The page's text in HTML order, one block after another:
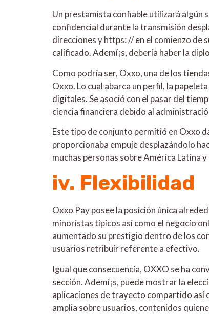
Un prestamista confiable utilizará
confidencial durante la transmisión
direcciones y https: // en el comienzo de
calificado. Ademí¡s, debería haber la
Como podrí­a ser, Oxxo, una de los
Oxxo. Lo cual abarca un perfil, la
digitales. Se asoció con el pasar del
ciencia financiera debido al
Este tipo de conjunto permitió en Oxxo
proporcionaba empuje desplazándolo
muchas personas sobre América Latina
iv. Flexibilidad
Oxxo Pay posee la posición única
minoristas tí­picos así­ como el negocio
aumentado su prestigio dentro de los
usuarios retribuir referente a efectivo.
Igual que consecuencia, OXXO se ha
sección. Ademí¡s, puede mostrar la
aplicaciones de trayecto compartido
amplia sobre usuarios, contenidos